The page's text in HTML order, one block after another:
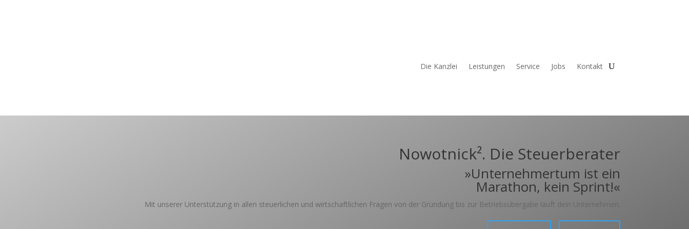
Die Kanzlei Leistungen Service Jobs Kontakt
Nowotnick². Die Steuerberater
»Unternehmertum ist ein
Marathon, kein Sprint!«
Mit unserer Unterstützung in allen steuerlichen und wirtschaftlichen Fragen von der Gründung bis zur Betriebsübergabe läuft dein Unternehmen.